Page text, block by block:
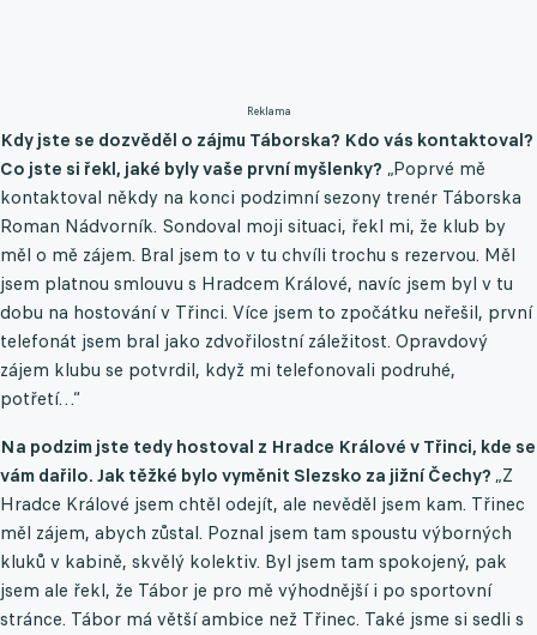
Reklama
Kdy jste se dozvěděl o zájmu Táborska? Kdo vás kontaktoval?
Co jste si řekl, jaké byly vaše první myšlenky? „Poprvé mě
kontaktoval někdy na konci podzimní sezony trenér Táborska
Roman Nádvorník. Sondoval moji situaci, řekl mi, že klub by
měl o mě zájem. Bral jsem to v tu chvíli trochu s rezervou. Měl
jsem platnou smlouvu s Hradcem Králové, navíc jsem byl v tu
dobu na hostování v Třinci. Více jsem to zpočátku neřešil, první
telefonát jsem bral jako zdvořilostní záležitost. Opravdový
zájem klubu se potvrdil, když mi telefonovali podruhé,
potřetí…“
Na podzim jste tedy hostoval z Hradce Králové v Třinci, kde se
vám dařilo. Jak těžké bylo vyměnit Slezsko za jižní Čechy? „Z
Hradce Králové jsem chtěl odejít, ale nevěděl jsem kam. Třinec
měl zájem, abych zůstal. Poznal jsem tam spoustu výborných
kluků v kabině, skvělý kolektiv. Byl jsem tam spokojený, pak
jsem ale řekl, že Tábor je pro mě výhodnější i po sportovní
stránce. Tábor má větší ambice než Třinec. Také jsme si sedli s